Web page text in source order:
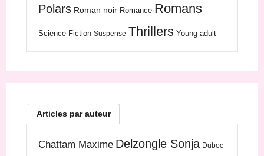
Polars Roman noir Romance Romans
Science-Fiction Suspense Thrillers Young adult
Articles par auteur
Chattam Maxime Delzongle Sonja Duboc